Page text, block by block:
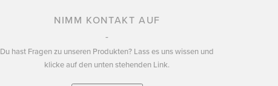
NIMM KONTAKT AUF
Du hast Fragen zu unseren Produkten? Lass es uns wissen und
klicke auf den unten stehenden Link.